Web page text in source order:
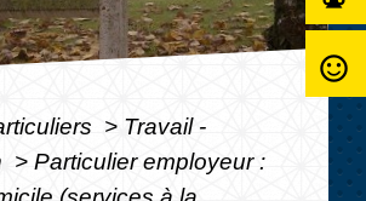
> Travail -
> Particulier employeur :
sentiment_satisfied_alt